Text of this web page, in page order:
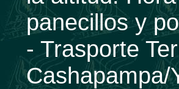
panecillos y
- Trasporte
Cashapampa/